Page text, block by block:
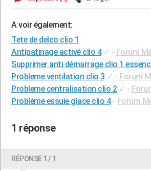
A voir également:
Tete de delco clio 1
Antipatinage activé clio 4 ✓ - Forum
Supprimer anti démarrage clio 1
Probleme ventilation clio 3 ✓ - Forum
Probleme centralisation clio 2 ✓ -
Problème essuie glace clio 4 - Forum
1 réponse
RÉPONSE 1 / 1